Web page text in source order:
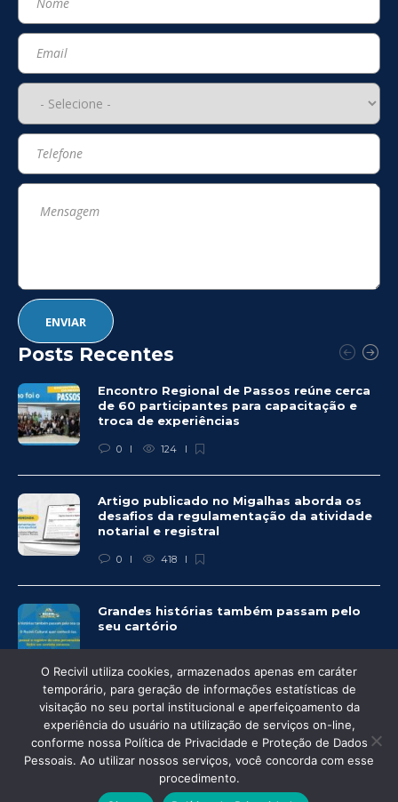
Posts Recentes
Encontro Regional de Passos reúne cerca
de 60 participantes para capacitação e
troca de experiências
0 124
Artigo publicado no Migalhas aborda os
desafios da regulamentação da atividade
notarial e registral
0 418
Grandes histórias também passam pelo
seu cartório
© Recivil 2020 – Todos os direitos reservados.
O Recivil utiliza cookies, armazenados apenas em caráter
temporário, para geração de informações estatísticas de
visitação no seu portal institucional e aperfeiçoamento da
experiência do usuário na utilização de serviços on-line,
conforme nossa Política de Privacidade e Proteção de Dados
Pessoais. Ao utilizar nossos serviços, você concorda com esse
procedimento.